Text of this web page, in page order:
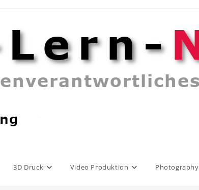
3D Druck Video Produktion Photography